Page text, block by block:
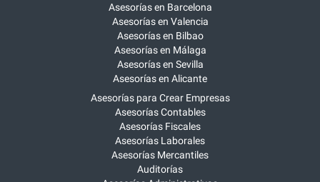
Asesorías en Barcelona
Asesorías en Valencia
Asesorías en Bilbao
Asesorías en Málaga
Asesorías en Sevilla
Asesorías en Alicante
Asesorías para Crear Empresas
Asesorías Contables
Asesorías Fiscales
Asesorías Laborales
Asesorías Mercantiles
Auditorías